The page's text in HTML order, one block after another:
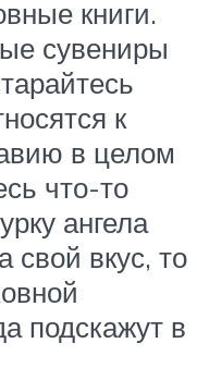
книги.
сувениры
к
в целом
что-то
ангела
свой вкус, то
подскажут в